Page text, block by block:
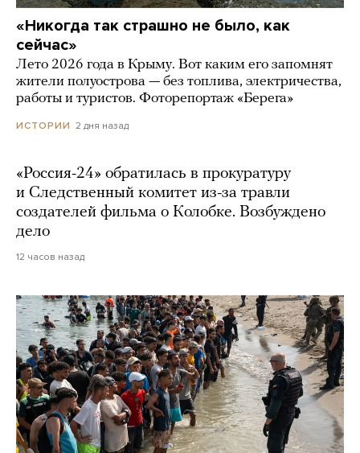
«Никогда так страшно не было, как
сейчас»
Лето 2026 года в Крыму. Вот каким его запомнят
жители полуострова — без топлива, электричества,
работы и туристов. Фоторепортаж «Берега»
ИСТОРИИ 2 дня назад
«Россия-24» обратилась в прокуратуру
и Следственный комитет из-за травли
создателей фильма о Колобке. Возбуждено
дело
12 часов назад